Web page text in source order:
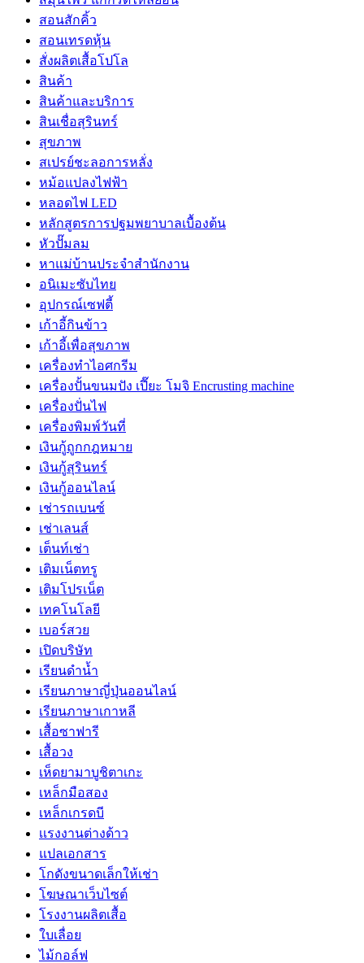
สอนสักคิ้ว
สอนเทรดหุ้น
สั่งผลิตเสื้อโปโล
สินค้า
สินค้าและบริการ
สินเชื่อสุรินทร์
สุขภาพ
สเปรย์ชะลอการหลั่ง
หม้อแปลงไฟฟ้า
หลอดไฟ LED
หลักสูตรการปฐมพยาบาลเบื้องต้น
หัวปั๊มลม
หาแม่บ้านประจำสำนักงาน
อนิเมะซับไทย
อุปกรณ์เซฟตี้
เก้าอี้กินข้าว
เก้าอี้เพื่อสุขภาพ
เครื่องทำไอศกรีม
เครื่องปั้นขนมปัง เปี๊ยะ โมจิ Encrusting machine
เครื่องปั่นไฟ
เครื่องพิมพ์วันที่
เงินกู้ถูกกฎหมาย
เงินกู้สุรินทร์
เงินกู้ออนไลน์
เช่ารถเบนซ์
เช่าเลนส์
เต็นท์เช่า
เติมเน็ตทรู
เติมโปรเน็ต
เทคโนโลยี
เบอร์สวย
เปิดบริษัท
เรียนดำน้ำ
เรียนภาษาญี่ปุ่นออนไลน์
เรียนภาษาเกาหลี
เสื้อซาฟารี
เสื้อวง
เห็ดยามาบูชิตาเกะ
เหล็กมือสอง
เหล็กเกรดบี
เเรงงานต่างด้าว
แปลเอกสาร
โกดังขนาดเล็กให้เช่า
โฆษณาเว็บไซต์
โรงงานผลิตเสื้อ
ใบเลื่อย
ไม้กอล์ฟ